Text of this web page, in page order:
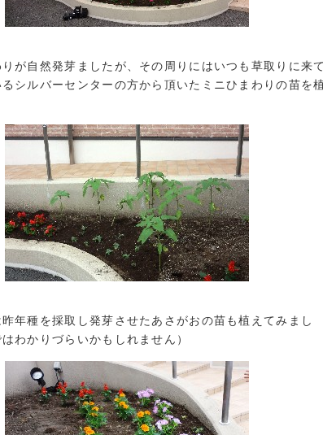
が自然発芽ましたが、その周りにはいつも草取りに来
るシルバーセンターの方から頂いたミニひまわりの苗を
年種を採取し発芽させたあさがおの苗も植えてみまし
わかりづらいかもしれません）